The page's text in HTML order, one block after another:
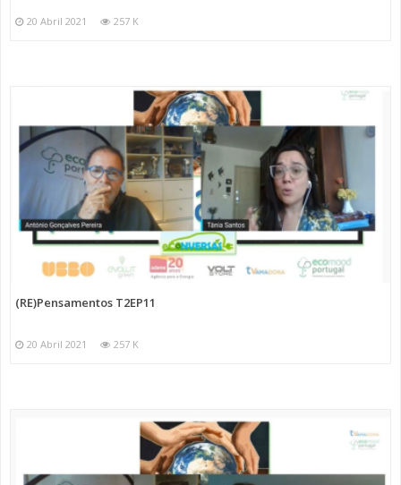
20 Abril 2021 257 K
(RE)Pensamentos T2EP11
20 Abril 2021 257 K